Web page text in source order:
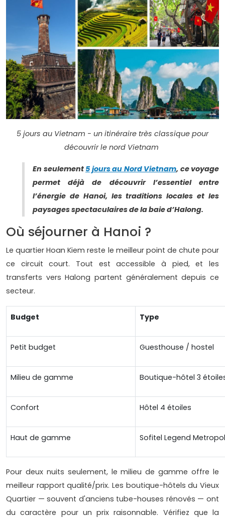
5 jours au Vietnam - un itinéraire très classique pour
découvrir le nord Vietnam
En seulement 5 jours au Nord Vietnam, ce voyage
permet déjà de découvrir l’essentiel entre
l’énergie de Hanoi, les traditions locales et les
paysages spectaculaires de la baie d’Halong.
Où séjourner à Hanoi ?
Le quartier Hoan Kiem reste le meilleur point de chute pour
ce circuit court. Tout est accessible à pied, et les
transferts vers Halong partent généralement depuis ce
secteur.
Budget Type
Petit budget Guesthouse / hostel
Milieu de gamme Boutique-hôtel 3
Confort Hôtel 4 étoiles
Haut de gamme Sofitel Legend
Pour deux nuits seulement, le milieu de gamme offre le
meilleur rapport qualité/prix. Les boutique-hôtels du Vieux
Quartier — souvent d'anciens tube-houses rénovés — ont
du caractère pour un prix raisonnable. Vérifiez que la